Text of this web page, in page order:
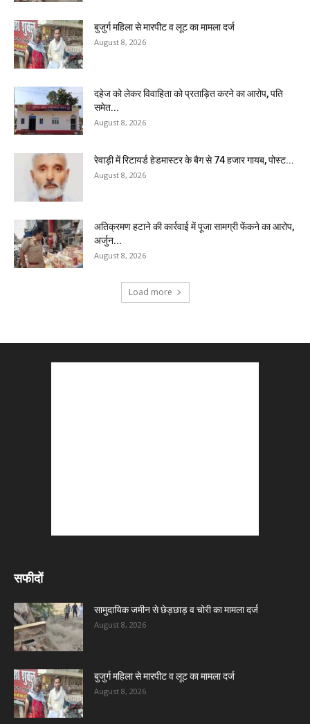
बुजुर्ग महिला से मारपीट व लूट का मामला दर्ज
August 8, 2026
दहेज को लेकर विवाहिता को प्रताड़ित करने का आरोप, पति
समेत...
August 8, 2026
रेवाड़ी में रिटायर्ड हेडमास्टर के बैग से ₹74 हजार गायब, पोस्ट...
August 8, 2026
अतिक्रमण हटाने की कार्रवाई में पूजा सामग्री फेंकने का आरोप,
अर्जुन...
August 8, 2026
Load more
सफीदों
सामुदायिक जमीन से छेड़छाड़ व चोरी का मामला दर्ज
August 8, 2026
बुजुर्ग महिला से मारपीट व लूट का मामला दर्ज
August 8, 2026